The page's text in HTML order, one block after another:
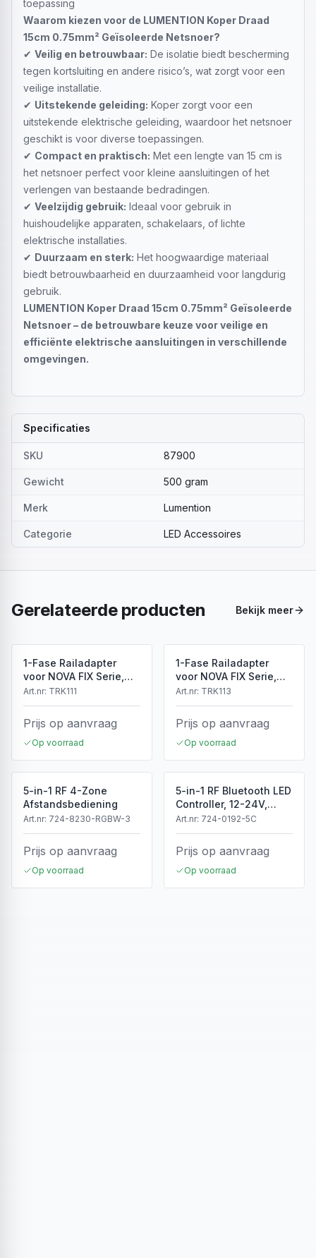
toepassing
Waarom kiezen voor de LUMENTION Koper Draad
15cm 0.75mm² Geïsoleerde Netsnoer?
✔ Veilig en betrouwbaar: De isolatie biedt bescherming
tegen kortsluiting en andere risico’s, wat zorgt voor een
veilige installatie.
✔ Uitstekende geleiding: Koper zorgt voor een
uitstekende elektrische geleiding, waardoor het netsnoer
geschikt is voor diverse toepassingen.
✔ Compact en praktisch: Met een lengte van 15 cm is
het netsnoer perfect voor kleine aansluitingen of het
verlengen van bestaande bedradingen.
✔ Veelzijdig gebruik: Ideaal voor gebruik in
huishoudelijke apparaten, schakelaars, of lichte
elektrische installaties.
✔ Duurzaam en sterk: Het hoogwaardige materiaal
biedt betrouwbaarheid en duurzaamheid voor langdurig
gebruik.
LUMENTION Koper Draad 15cm 0.75mm² Geïsoleerde
Netsnoer – de betrouwbare keuze voor veilige en
efficiënte elektrische aansluitingen in verschillende
omgevingen.
Specificaties
SKU 87900
Gewicht 500 gram
Merk Lumention
Categorie LED Accessoires
Gerelateerde producten Bekijk meer
1-Fase Railadapter
voor NOVA FIX Serie,
Wit, IP20
Art.nr: TRK111
Prijs op aanvraag
Op voorraad
1-Fase Railadapter
voor NOVA FIX Serie,
Zwart, IP20
Art.nr: TRK113
Prijs op aanvraag
Op voorraad
5-in-1 RF 4-Zone
Afstandsbediening
Art.nr: 724-8230-RGBW-3
Prijs op aanvraag
Op voorraad
5-in-1 RF Bluetooth LED
Controller, 12-24V,
5x4A, 240/480W
Art.nr: 724-0192-5C
Prijs op aanvraag
Op voorraad